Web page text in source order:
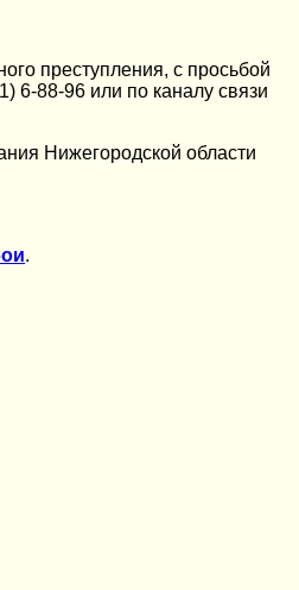
преступления, с просьбой
6-88-96 или по каналу связи
Нижегородской области
.